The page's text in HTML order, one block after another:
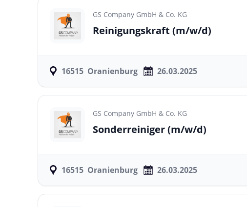
GS Company GmbH & Co. KG
Reinigungskraft(m/w/d)
16515 Oranienburg 26.03.2025
GS Company GmbH & Co. KG
Sonderreiniger(m/w/d)
16515 Oranienburg 26.03.2025